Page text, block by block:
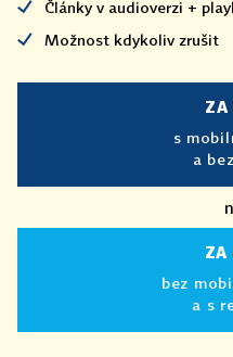
Články v audioverzi +
Možnost kdykoliv zrušit
ZA
s
a
ZA
bez
a s